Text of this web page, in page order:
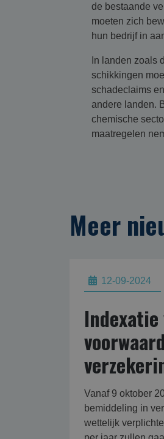
de bestaande
moeten zich
hun bedrijf in
In landen zoals
schikkingen
schadeclaims
andere landen.
chemische
maatregelen
Meer
12-09-2024
Vanaf 9 oktober
bemiddeling in
wettelijk